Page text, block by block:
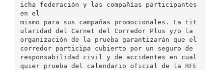
icha federación y las compañías participantes
en el
mismo para sus campañas promocionales. La tit
ularidad del Carnet del Corredor Plus y/o la
organización de la prueba garantizarán que el
corredor participa cubierto por un seguro de
responsabilidad civil y de accidentes en cual
quier prueba del calendario oficial de la RFE